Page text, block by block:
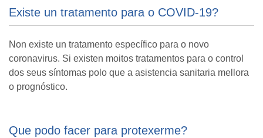
Existe un tratamento para o COVID-19?
Non existe un tratamento específico para o novo
coronavirus. Si existen moitos tratamentos para o control
dos seus síntomas polo que a asistencia sanitaria mellora
o prognóstico.
Que podo facer para protexerme?